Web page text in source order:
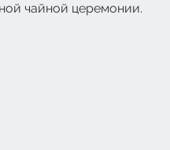
чайной церемонии.​